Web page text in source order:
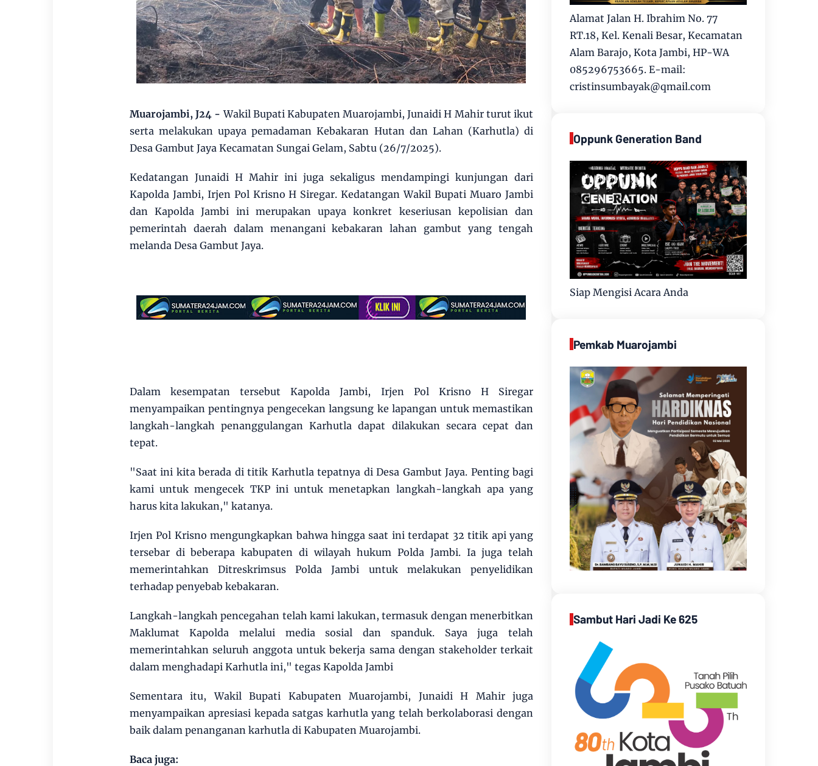
Muarojambi, J24 -Wakil Bupati Kabupaten Muarojambi, Junaidi H Mahir turut ikut
serta melakukan upaya pemadaman Kebakaran Hutan dan Lahan (Karhutla) di
Desa Gambut Jaya Kecamatan Sungai Gelam, Sabtu (26/7/2025).
Kedatangan Junaidi H Mahir ini juga sekaligus mendampingi kunjungan dari
Kapolda Jambi, Irjen Pol Krisno H Siregar. Kedatangan Wakil Bupati Muaro Jambi
dan Kapolda Jambi ini merupakan upaya konkret keseriusan kepolisian dan
pemerintah daerah dalam menangani kebakaran lahan gambut yang tengah
melanda Desa Gambut Jaya.
Dalam kesempatan tersebut Kapolda Jambi, Irjen Pol Krisno H Siregar
menyampaikan pentingnya pengecekan langsung ke lapangan untuk memastikan
langkah-langkah penanggulangan Karhutla dapat dilakukan secara cepat dan
tepat.
"Saat ini kita berada di titik Karhutla tepatnya di Desa Gambut Jaya. Penting bagi
kami untuk mengecek TKP ini untuk menetapkan langkah-langkah apa yang
harus kita lakukan," katanya.
Irjen Pol Krisno mengungkapkan bahwa hingga saat ini terdapat 32 titik api yang
tersebar di beberapa kabupaten di wilayah hukum Polda Jambi. Ia juga telah
memerintahkan Ditreskrimsus Polda Jambi untuk melakukan penyelidikan
terhadap penyebab kebakaran.
Langkah-langkah pencegahan telah kami lakukan, termasuk dengan menerbitkan
Maklumat Kapolda melalui media sosial dan spanduk. Saya juga telah
memerintahkan seluruh anggota untuk bekerja sama dengan stakeholder terkait
dalam menghadapi Karhutla ini," tegas Kapolda Jambi
Sementara itu, Wakil Bupati Kabupaten Muarojambi, Junaidi H Mahir juga
menyampaikan apresiasi kepada satgas karhutla yang telah berkolaborasi dengan
baik dalam penanganan karhutla di Kabupaten Muarojambi.
Baca juga:
Alamat Jalan H. Ibrahim No. 77
RT.18, Kel. Kenali Besar, Kecamatan
Alam Barajo, Kota Jambi, HP-WA
085296753665. E-mail:
cristinsumbayak@qmail.com
Oppunk Generation Band
Siap Mengisi Acara Anda
Pemkab Muarojambi
Sambut Hari Jadi Ke 625